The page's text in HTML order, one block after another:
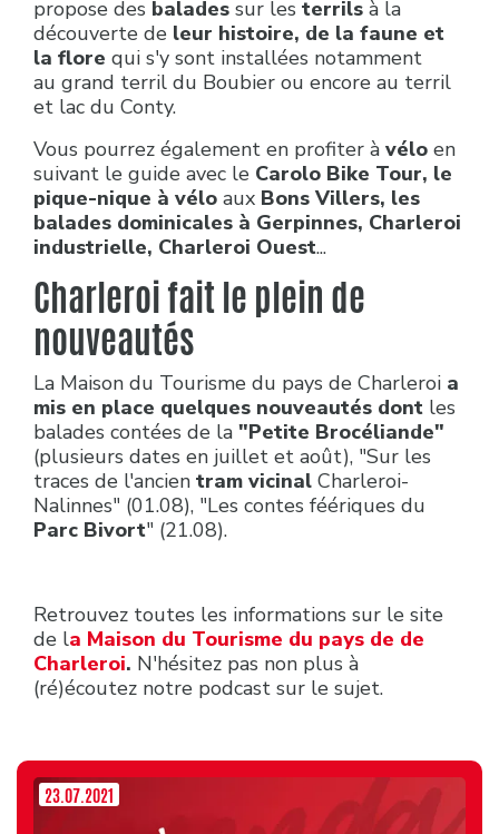
propose des balades sur les terrils à la
découverte de leur histoire, de la faune et
la flore qui s'y sont installées notamment
au grand terril du Boubier ou encore au terril
et lac du Conty.
Vous pourrez également en profiter à vélo en
suivant le guide avec le Carolo Bike Tour, le
pique-nique à vélo aux Bons Villers, les
balades dominicales à Gerpinnes, Charleroi
industrielle, Charleroi Ouest...
Charleroi fait le plein de
nouveautés
La Maison du Tourisme du pays de Charleroi a
mis en place quelques nouveautés dont les
balades contées de la "Petite Brocéliande"
(plusieurs dates en juillet et août), "Sur les
traces de l'ancien tram vicinal Charleroi-
Nalinnes" (01.08), "Les contes féériques du
Parc Bivort" (21.08).
Retrouvez toutes les informations sur le site
de la Maison du Tourisme du pays de de
Charleroi. N'hésitez pas non plus à
(ré)écoutez notre podcast sur le sujet.
23.07.2021